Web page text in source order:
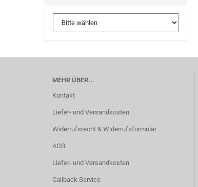
MEHR ÜBER...
Kontakt
Liefer- und Versandkosten
Widerrufsrecht & Widerrufsformular
AGB
Liefer- und Versandkosten
Callback Service